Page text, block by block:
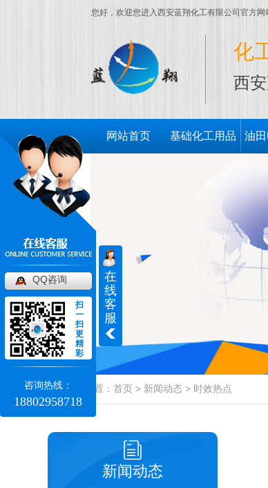
您好，欢迎您进入西安蓝翔化工有限公司官方网
化
西
网站首页 基础化工用品 油
当前位置： 首页 > 新闻动态 > 时效热点
新闻动态
在
线
客
服
QQ咨询
扫
一
扫
更
精
彩
咨询热线：
18802958718